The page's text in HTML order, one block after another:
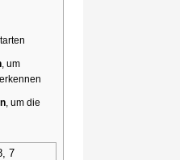
, um
, um die
7